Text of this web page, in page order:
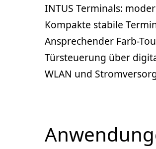
INTUS Terminals:
Kompakte stabile
Ansprechender Farb-
Türsteuerung über
WLAN und